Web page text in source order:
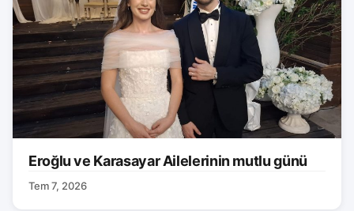
Eroğlu ve Karasayar Ailelerinin mutlu günü
Tem 7, 2026